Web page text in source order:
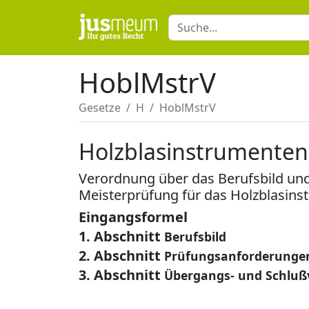
HoblMstrV
Gesetze H HoblMstrV
Verordnung über das Berufsbild
Meisterprüfung für das
Eingangsformel
1. Abschnitt Berufsbild
2. Abschnitt
3. Abschnitt Übergangs- und